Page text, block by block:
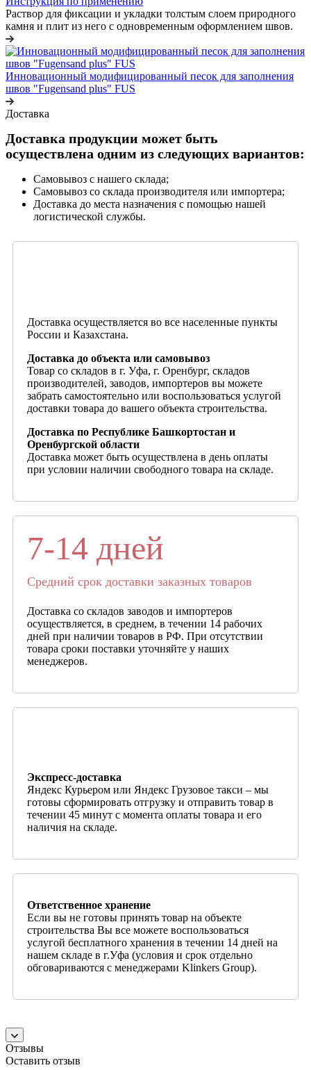
Раствор для фиксации и укладки толстым слоем природного
камня и плит из него с одновременным оформлением швов.
Инновационный модифицированный песок для заполнения
швов "Fugensand plus" FUS
Доставка
Доставка продукции может быть
осуществлена одним из следующих вариантов:
Самовывоз с нашего склада;
Самовывоз со склада производителя или импортера;
Доставка до места назначения с помощью нашей
логистической службы.
Доставка осуществляется во все населенные пункты
России и Казахстана.
Доставка до объекта или самовывоз
Товар со складов в г. Уфа, г. Оренбург, складов
производителей, заводов, импортеров вы можете
забрать самостоятельно или воспользоваться услугой
доставки товара до вашего объекта строительства.
Доставка по Республике Башкортостан и
Оренбургской области
Доставка может быть осуществлена в день оплаты
при условии наличии свободного товара на складе.
7-14 дней
Средний срок доставки заказных товаров
Доставка со складов заводов и импортеров
осуществляется, в среднем, в течении 14 рабочих
дней при наличии товаров в РФ. При отсутствии
товара сроки поставки уточняйте у наших
менеджеров.
Экспресс-доставка
Яндекс Курьером или Яндекс Грузовое такси – мы
готовы сформировать отгрузку и отправить товар в
течении 45 минут с момента оплаты товара и его
наличия на складе.
Ответственное хранение
Если вы не готовы принять товар на объекте
строительства Вы все можете воспользоваться
услугой бесплатного хранения в течении 14 дней на
нашем складе в г.Уфа (условия и срок отдельно
обговариваются с менеджерами Klinkers Group).
Отзывы
Оставить отзыв